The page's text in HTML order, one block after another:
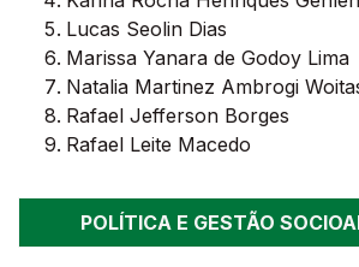
Lucas Seolin Dias
Marissa Yanara de Godoy Lima
Natalia Martinez Ambrogi
Rafael Jefferson Borges
Rafael Leite Macedo
POLÍTICA E GESTÃO